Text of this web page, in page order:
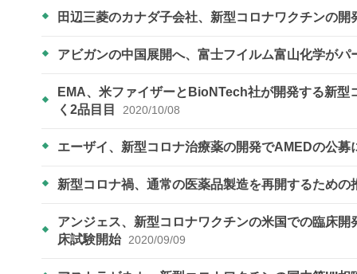
田辺三菱のカナダ子会社、新型コロナワクチンの
アビガンの中国展開へ、富士フイルム富山化学が
EMA、米ファイザーとBioNTech社が開発する新
く2品目目
2020/10/08
エーザイ、新型コロナ治療薬の開発でAMEDの公
新型コロナ禍、通常の医薬品製造を再開するため
アンジェス、新型コロナワクチンの米国での臨床
床試験開始 2020/09/09